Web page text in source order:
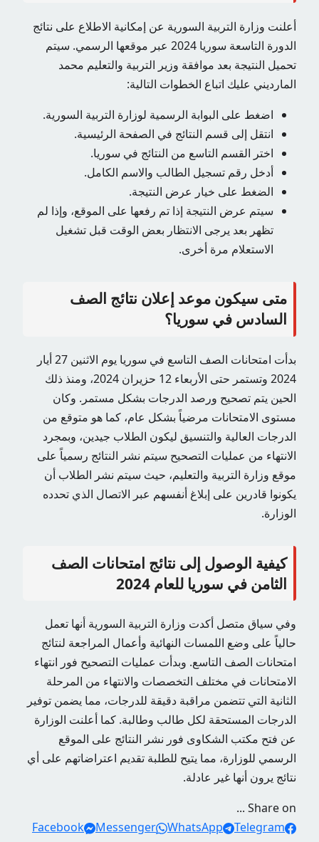
أعلنت وزارة التربية السورية عن إمكانية الاطلاع على نتائج
الدورة التاسعة سوريا 2024 عبر موقعها الرسمي. سيتم
تحميل النتيجة بعد موافقة وزير التربية والتعليم محمد
المارديني عليك اتباع الخطوات التالية:
اضغط على البوابة الرسمية لوزارة التربية السورية.
انتقل إلى قسم النتائج في الصفحة الرئيسية.
اختر القسم التاسع من النتائج في سوريا.
أدخل رقم تسجيل الطالب والاسم الكامل.
الضغط على خيار عرض النتيجة.
سيتم عرض النتيجة إذا تم رفعها على الموقع، وإذا لم
تظهر بعد يرجى الانتظار بعض الوقت قبل تشغيل
الاستعلام مرة أخرى.
متى سيكون موعد إعلان نتائج الصف
السادس في سوريا؟
بدأت امتحانات الصف التاسع في سوريا يوم الاثنين 27 أيار
2024 وتستمر حتى الأربعاء 12 حزيران 2024، ومنذ ذلك
الحين يتم تصحيح ورصد الدرجات بشكل مستمر. وكان
مستوى الامتحانات مرضياً بشكل عام، كما هو متوقع من
الدرجات العالية والتنسيق ليكون الطلاب جيدين، وبمجرد
الانتهاء من عمليات التصحيح سيتم نشر النتائج رسمياً على
موقع وزارة التربية والتعليم، حيث سيتم نشر الطلاب أن
يكونوا قادرين على إبلاغ أنفسهم عبر الاتصال الذي تحدده
الوزارة.
كيفية الوصول إلى نتائج امتحانات الصف
الثامن في سوريا للعام 2024
وفي سياق متصل أكدت وزارة التربية السورية أنها تعمل
حالياً على وضع اللمسات النهائية وأعمال المراجعة لنتائج
امتحانات الصف التاسع. وبدأت عمليات التصحيح فور انتهاء
الامتحانات في مختلف التخصصات والانتهاء من المرحلة
الثانية التي تتضمن مراقبة دقيقة للدرجات، مما يضمن توفير
الدرجات المستحقة لكل طالب وطالبة. كما أعلنت الوزارة
عن فتح مكتب الشكاوى فور نشر النتائج على الموقع
الرسمي للوزارة، مما يتيح للطلبة تقديم اعتراضاتهم على أي
نتائج يرون أنها غير عادلة.
Share on ...
Facebook
Messenger WhatsApp
Telegram